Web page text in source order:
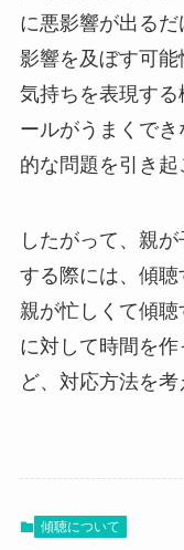
に悪影響が出る
影響を及ぼす可
気持ちを表現す
ールがうまくで
的な問題を引き起
したがって、親
する際には、傾聴
親が忙しくて傾
に対して時間を
ど、対応方法を考
傾聴について